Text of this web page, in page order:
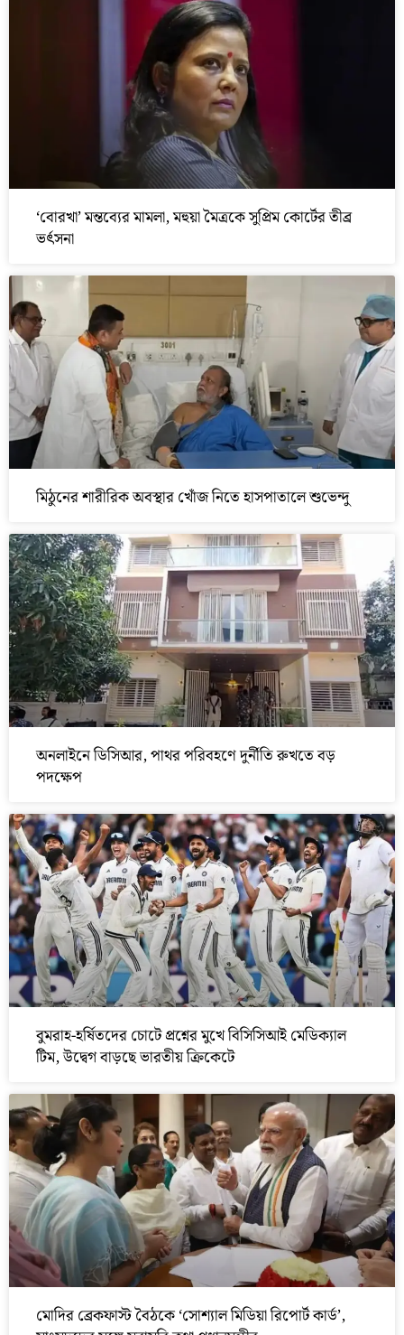
‘বোরখা’ মন্তব্যের মামলা, মহুয়া মৈত্রকে সুপ্রিম কোর্টের তীব্র
ভর্ৎসনা
মিঠুনের শারীরিক অবস্থার খোঁজ নিতে হাসপাতালে শুভেন্দু
অনলাইনে ডিসিআর, পাথর পরিবহণে দুর্নীতি রুখতে বড়
পদক্ষেপ
বুমরাহ-হর্ষিতদের চোটে প্রশ্নের মুখে বিসিসিআই মেডিক্যাল
টিম, উদ্বেগ বাড়ছে ভারতীয় ক্রিকেটে
মোদির ব্রেকফাস্ট বৈঠকে ‘সোশ্যাল মিডিয়া রিপোর্ট কার্ড’,